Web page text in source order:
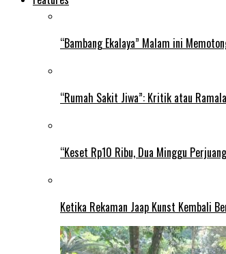
“Bambang Ekalaya” Malam ini
“Rumah Sakit Jiwa”: Kritik atau
“Keset Rp10 Ribu, Dua Minggu
Ketika Rekaman Jaap Kunst Kembali